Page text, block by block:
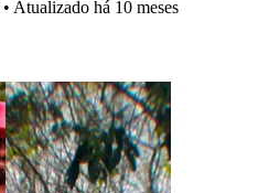
• Atualizado há 10 meses